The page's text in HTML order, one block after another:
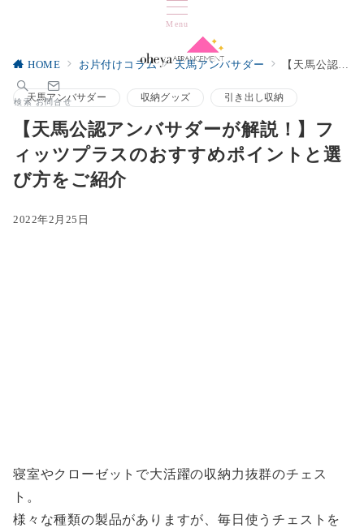
Menu
検索 お問合せ
HOME お片付けコラム 天馬アンバサダー 【天馬公認アンバサダーが解説！】フィッツプラスのおすすめポイントと選び方をご紹介
天馬アンバサダー 収納グッズ 引き出し収納
【天馬公認アンバサダーが解説！】フ
ィッツプラスのおすすめポイントと選
び方をご紹介
2022年2月25日
寝室やクローゼットで大活躍の収納力抜群のチェス
ト。
様々な種類の製品がありますが、毎日使うチェストを